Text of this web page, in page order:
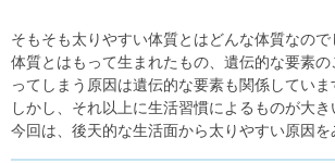
そもそも太りやすい体質とはどんな体質なので
体質とはもって生まれたもの、遺伝的な要素
ってしまう原因は遺伝的な要素も関係していま
しかし、それ以上に生活習慣によるものが大き
今回は、後天的な生活面から太りやすい原因を